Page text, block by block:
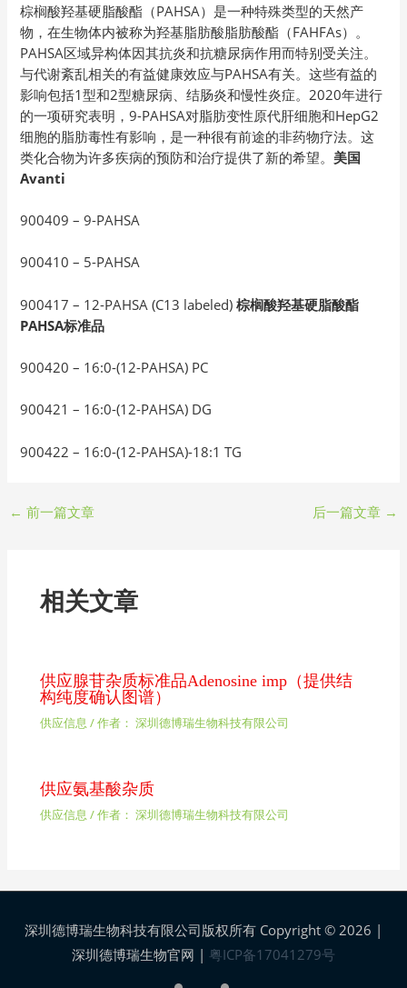
棕榈酸羟基硬脂酸酯（PAHSA）是一种特殊类型的天然产
物，在生物体内被称为羟基脂肪酸脂肪酸酯（FAHFAs）。
PAHSA区域异构体因其抗炎和抗糖尿病作用而特别受关注。
与代谢紊乱相关的有益健康效应与PAHSA有关。这些有益的
影响包括1型和2型糖尿病、结肠炎和慢性炎症。2020年进行
的一项研究表明，9-PAHSA对脂肪变性原代肝细胞和HepG2
细胞的脂肪毒性有影响，是一种很有前途的非药物疗法。这
类化合物为许多疾病的预防和治疗提供了新的希望。美国
Avanti
900409 – 9-PAHSA
900410 – 5-PAHSA
900417 – 12-PAHSA (C13 labeled)棕榈酸羟基硬脂酸酯
PAHSA标准品
900420 – 16:0-(12-PAHSA) PC
900421 – 16:0-(12-PAHSA) DG
900422 – 16:0-(12-PAHSA)-18:1 TG
← 前一篇文章 后一篇文章 →
相关文章
供应腺苷杂质标准品Adenosine imp（提供结
构纯度确认图谱）
供应信息 / 作者： 深圳德博瑞生物科技有限公司
供应氨基酸杂质
供应信息 / 作者： 深圳德博瑞生物科技有限公司
深圳德博瑞生物科技有限公司版权所有 Copyright © 2026 |
深圳德博瑞生物官网 | 粤ICP备17041279号